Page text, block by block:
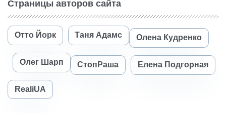
Страницы авторов сайта
Отто Йорк Таня Адамс Олена Кудренко
Олег Шарп СтопРаша Елена Подгорная
RealiUA